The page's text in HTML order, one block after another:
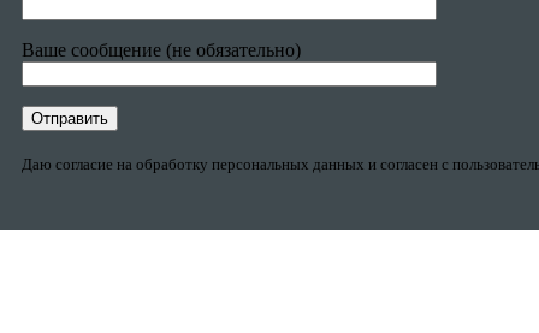
Ваше сообщение (не обязательно)
Даю согласие на обработку персональных данных и согласен с